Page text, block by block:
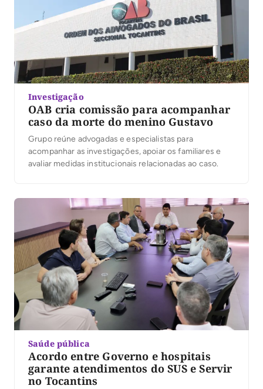
Investigação
OAB cria comissão para acompanhar
caso da morte do menino Gustavo
Grupo reúne advogadas e especialistas para
acompanhar as investigações, apoiar os familiares e
avaliar medidas institucionais relacionadas ao caso.
Saúde pública
Acordo entre Governo e hospitais
garante atendimentos do SUS e Servir
no Tocantins